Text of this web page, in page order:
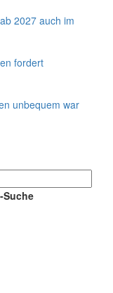
2027 auch im
fordert
unbequem war
Suche